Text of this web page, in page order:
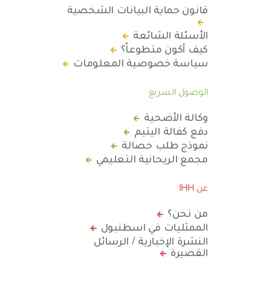
قانون حماية البيانات الشخصية
الأسئلة الشائعة
كيف أكون متطوعاً؟
سياسة خصوصية المعلومات
الوصول السريع
وكالة الأضحية
دفع كفالة اليتيم
نموذج طلب حصالة
مجمع الريحانية التعليمي
عن IHH
من نحن؟
الممثليات في اسطنبول
النشرة الإخبارية / الرسائل
القصيرة